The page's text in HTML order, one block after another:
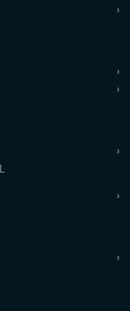
›
›
›
›
›
›